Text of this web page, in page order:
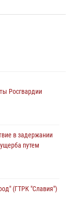
Росгвардии
в задержании
путем
(ГТРК "Славия")